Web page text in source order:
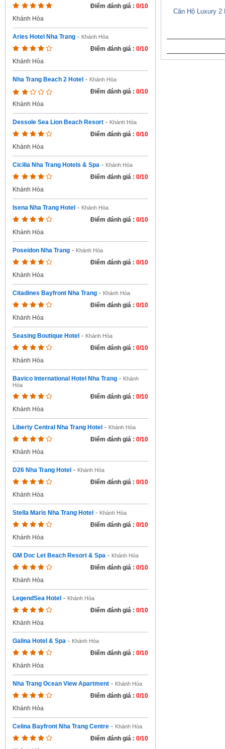
Điểm đánh giá : 0/10
Khánh Hòa
Aries Hotel Nha Trang - Khánh Hòa
Điểm đánh giá : 0/10
Khánh Hòa
Nha Trang Beach 2 Hotel - Khánh Hòa
Điểm đánh giá : 0/10
Khánh Hòa
Dessole Sea Lion Beach Resort - Khánh Hòa
Điểm đánh giá : 0/10
Khánh Hòa
Cicilia Nha Trang Hotels & Spa - Khánh Hòa
Điểm đánh giá : 0/10
Khánh Hòa
Isena Nha Trang Hotel - Khánh Hòa
Điểm đánh giá : 0/10
Khánh Hòa
Poseidon Nha Trang - Khánh Hòa
Điểm đánh giá : 0/10
Khánh Hòa
Citadines Bayfront Nha Trang - Khánh Hòa
Điểm đánh giá : 0/10
Khánh Hòa
Seasing Boutique Hotel - Khánh Hòa
Điểm đánh giá : 0/10
Khánh Hòa
Bavico International Hotel Nha Trang - Khánh
Hòa
Điểm đánh giá : 0/10
Khánh Hòa
Liberty Central Nha Trang Hotel - Khánh Hòa
Điểm đánh giá : 0/10
Khánh Hòa
D26 Nha Trang Hotel - Khánh Hòa
Điểm đánh giá : 0/10
Khánh Hòa
Stella Maris Nha Trang Hotel - Khánh Hòa
Điểm đánh giá : 0/10
Khánh Hòa
GM Doc Let Beach Resort & Spa - Khánh Hòa
Điểm đánh giá : 0/10
Khánh Hòa
LegendSea Hotel - Khánh Hòa
Điểm đánh giá : 0/10
Khánh Hòa
Galina Hotel & Spa - Khánh Hòa
Điểm đánh giá : 0/10
Khánh Hòa
Nha Trang Ocean View Apartment - Khánh Hòa
Điểm đánh giá : 0/10
Khánh Hòa
Celina Bayfront Nha Trang Centre - Khánh Hòa
Điểm đánh giá : 0/10
Căn Hộ Luxury 2